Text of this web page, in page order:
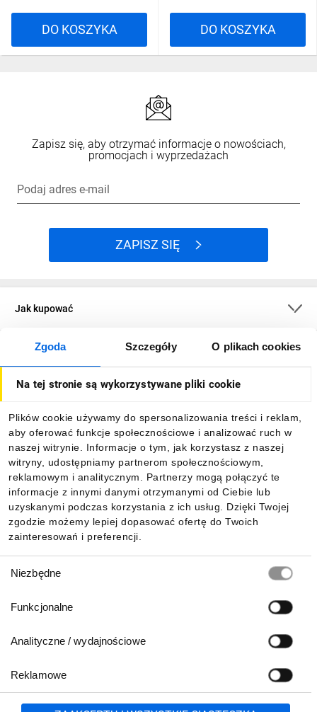
Zgoda Szczegóły O plikach cookies
Na tej stronie są wykorzystywane pliki cookie
Plików cookie używamy do spersonalizowania treści i reklam,
aby oferować funkcje społecznościowe i analizować ruch w
naszej witrynie. Informacje o tym, jak korzystasz z naszej
witryny, udostępniamy partnerom społecznościowym,
reklamowym i analitycznym. Partnerzy mogą połączyć te
informacje z innymi danymi otrzymanymi od Ciebie lub
uzyskanymi podczas korzystania z ich usług. Dzięki Twojej
zgodzie możemy lepiej dopasować ofertę do Twoich
zainteresowań i preferencji.
zgody
Niezbędne
Funkcjonalne
Analityczne / wydajnościowe
Reklamowe
DO KOSZYKA DO KOSZYKA
Zapisz się, aby otrzymać informacje o nowościach,
promocjach i wyprzedażach
Podaj adres e-mail
ZAPISZ SIĘ
Jak kupować
O firmie
Informacje
Pobierz naszą aplikację mobilną:
801 500 700 lub 71 37 61 600